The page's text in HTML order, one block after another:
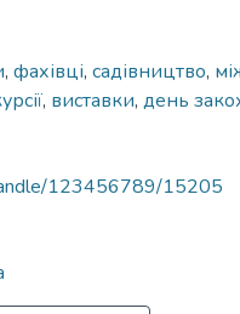
, фахівці, садівництво,
, виставки, день
123456789/15205